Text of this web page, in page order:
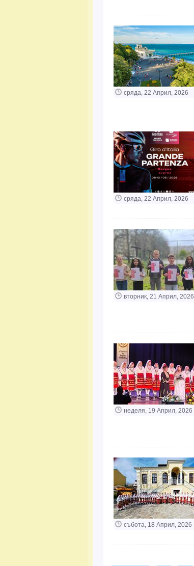
сряда, 22 Април, 2026
сряда, 22 Април, 2026
вторник, 21 Април, 2026
неделя, 19 Април, 2026
събота, 18 Април, 2026